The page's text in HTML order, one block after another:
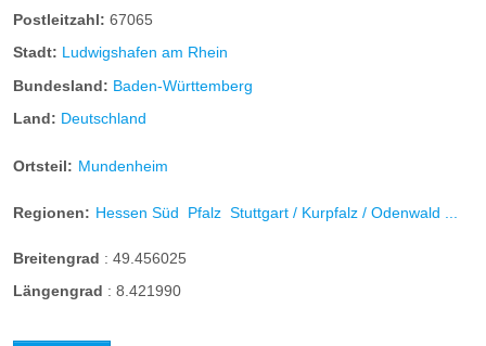
Postleitzahl: 67065
Stadt: Ludwigshafen am Rhein
Bundesland: Baden-Württemberg
Land: Deutschland
Ortsteil: Mundenheim
Regionen: Hessen Süd Pfalz Stuttgart / Kurpfalz / Odenwald ...
Breitengrad : 49.456025
Längengrad : 8.421990